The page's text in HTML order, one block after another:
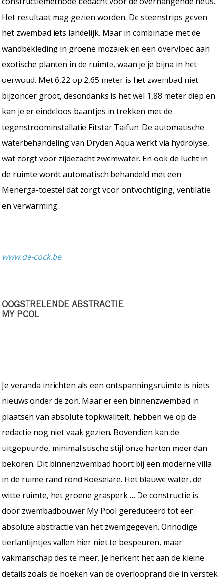
Het resultaat mag gezien worden. De steenstrips geven
het zwembad iets landelijk. Maar in combinatie met de
wandbekleding in groene mozaïek en een overvloed aan
exotische planten in de ruimte, waan je je bijna in het
oerwoud. Met 6,22 op 2,65 meter is het zwembad niet
bijzonder groot, desondanks is het wel 1,88 meter diep en
kan je er eindeloos baantjes in trekken met de
tegenstroominstallatie Fitstar Taifun. De automatische
waterbehandeling van Dryden Aqua werkt via hydrolyse,
wat zorgt voor zijdezacht zwemwater. En ook de lucht in
de ruimte wordt automatisch behandeld met een
Menerga-toestel dat zorgt voor ontvochtiging, ventilatie
en verwarming.
www.de-cock.be
OOGSTRELENDE ABSTRACTIE
MY POOL
Je veranda inrichten als een ontspanningsruimte is niets
nieuws onder de zon. Maar er een binnenzwembad in
plaatsen van absolute topkwaliteit, hebben we op de
redactie nog niet vaak gezien. Bovendien kan de
uitgepuurde, minimalistische stijl onze harten meer dan
bekoren. Dit binnenzwembad hoort bij een moderne villa
in de ruime rand rond Roeselare. Het blauwe water, de
witte ruimte, het groene grasperk … De constructie is
door zwembadbouwer My Pool gereduceerd tot een
absolute abstractie van het zwemgegeven. Onnodige
tierlantijntjes vallen hier niet te bespeuren, maar
vakmanschap des te meer. Je herkent het aan de kleine
details zoals de hoeken van de overlooprand die in verstek